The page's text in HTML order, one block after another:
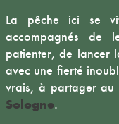
La pêche ici se
accompagnés de
patienter, de lancer
avec une fierté
vrais, à partager au
Sologne.